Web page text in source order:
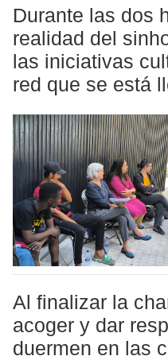
Durante las dos
realidad del
las iniciativas
red que se está
Al finalizar la
acoger y dar
duermen en las